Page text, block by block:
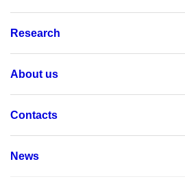
Research
About us
Contacts
News